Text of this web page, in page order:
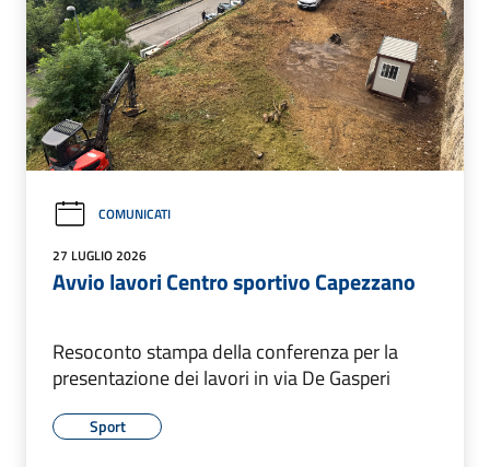
COMUNICATI
27 LUGLIO 2026
Avvio lavori Centro sportivo Capezzano
Resoconto stampa della conferenza per la
presentazione dei lavori in via De Gasperi
Sport